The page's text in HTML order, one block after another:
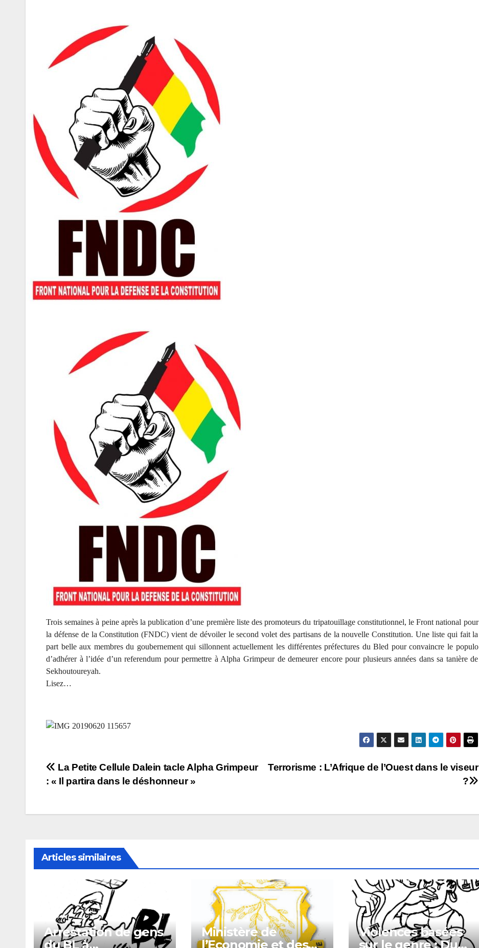
Trois semaines à peine après la publication d’une première liste des promoteurs du tripatouillage constitutionnel, le Front national pour
la défense de la Constitution (FNDC) vient de dévoiler le second volet des partisans de la nouvelle Constitution. Une liste qui fait la
part belle aux membres du goubernement qui sillonnent actuellement les différentes préfectures du Bled pour convaincre le populo
d’adhérer à l’idée d’un referendum pour permettre à Alpha Grimpeur de demeurer encore pour plusieurs années dans sa tanière de
Sekhoutoureyah.
Lisez…
Navigation
l’article
Terrorisme : L’Afrique de l’Ouest dans le viseur
?
La Petite Cellule Dalein tacle Alpha Grimpeur
: « Il partira dans le déshonneur »
Articles similaires
Arrestation de gens
du BL à
Ministère de
l’Economie et des
Violences basées
sur le genre : Du